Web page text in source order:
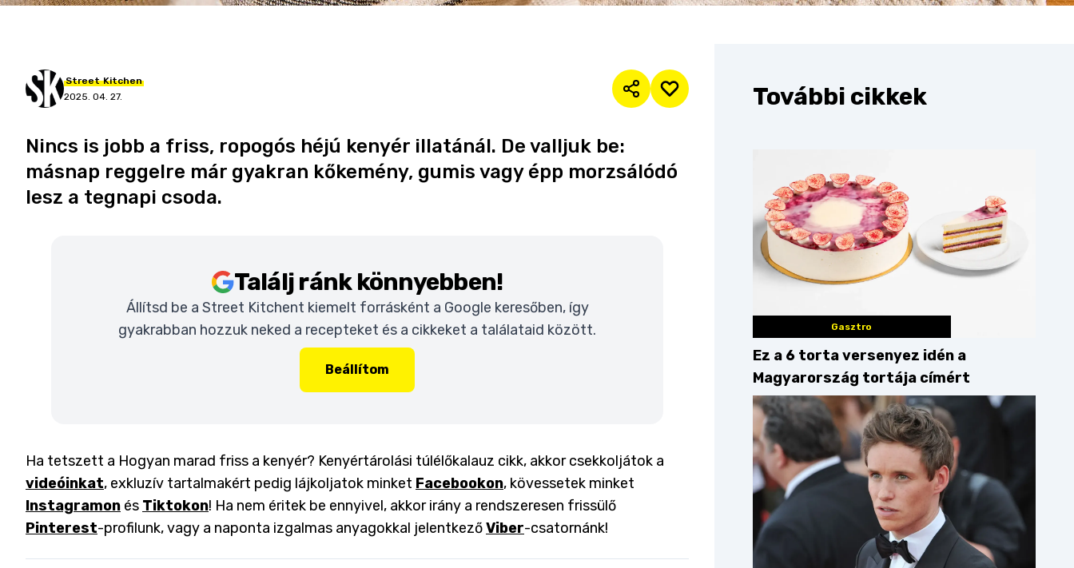
Street Kitchen
2025. 04. 27.
Nincs is jobb a friss, ropogós héjú kenyér illatánál. De valljuk be:
másnap reggelre már gyakran kőkemény, gumis vagy épp morzsálódó
lesz a tegnapi csoda.
Találj ránk könnyebben!
Állítsd be a Street Kitchent kiemelt forrásként a Google keresőben, így
gyakrabban hozzuk neked a recepteket és a cikkeket a találataid között.
Beállítom
Ha tetszett a Hogyan marad friss a kenyér? Kenyértárolási túlélőkalauz cikk, akkor csekkoljátok a
videóinkat, exkluzív tartalmakért pedig lájkoljatok minket Facebookon, kövessetek minket
Instagramon és Tiktokon! Ha nem éritek be ennyivel, akkor irány a rendszeresen frissülő
Pinterest-profilunk, vagy a naponta izgalmas anyagokkal jelentkezőViber-csatornánk!
További cikkek
Gasztro
Ez a 6 torta versenyez idén a
Magyarország tortája címért